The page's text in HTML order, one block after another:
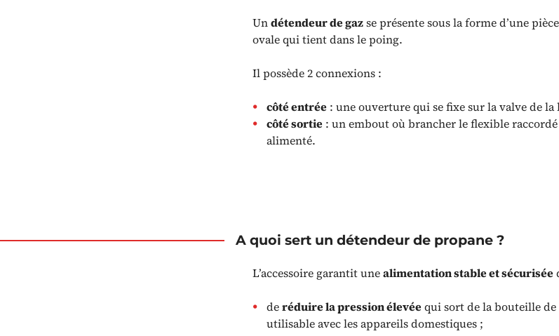
Undétendeur de gazse présente sous la forme d’une
ovale qui tient dans le poing.
Il possède 2 connexions :
côté entrée : une ouverture qui se fixe sur la valve de la
côté sortie : un embout où brancher le flexible raccordé
alimenté.
A quoi sert un détendeur de propane ?
L’accessoire garantit unealimentation stable et sécurisée
deréduire la pression élevée qui sort de la bouteille
utilisable avec les appareils domestiques ;